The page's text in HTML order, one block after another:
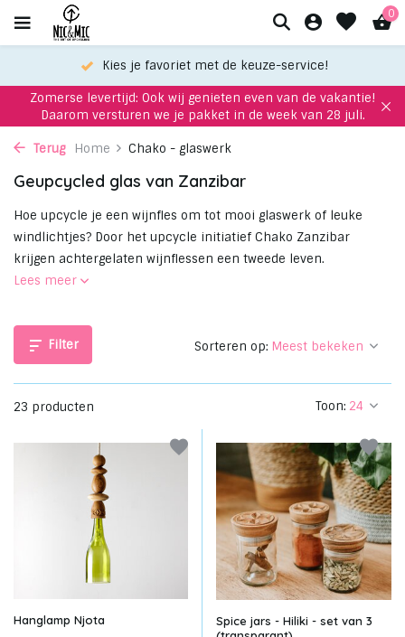
0
Kies je favoriet met de keuze-service!
Zomerse levertijd: Ook wij genieten even van de vakantie!
Daarom versturen we je pakket in de week van 28 juli.
Terug Home Chako - glaswerk
Geupcycled glas van Zanzibar
Hoe upcycle je een wijnfles om tot mooi glaswerk of leuke
windlichtjes? Door het upcycle initiatief Chako Zanzibar
krijgen achtergelaten wijnflessen een tweede leven.
Lees meer
Filter
23 producten Toon:
Sorteren op:
Hanglamp Njota
Spice jars - Hiliki - set van 3